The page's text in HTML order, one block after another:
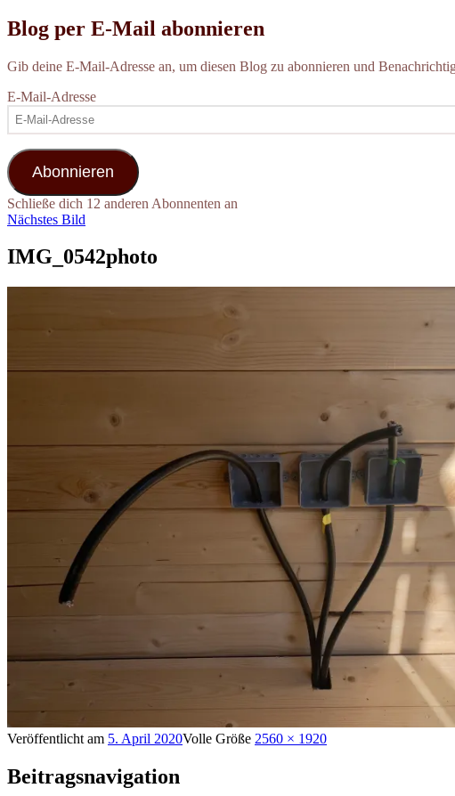
Blog per E-Mail abonnieren
Gib deine E-Mail-Adresse an, um diesen Blog zu abonnieren und
E-Mail-Adresse
Abonnieren
Schließe dich 12 anderen Abonnenten an
Nächstes Bild
IMG_0542photo
Veröffentlicht am 5. April 2020Volle Größe 2560 × 1920
Beitragsnavigation